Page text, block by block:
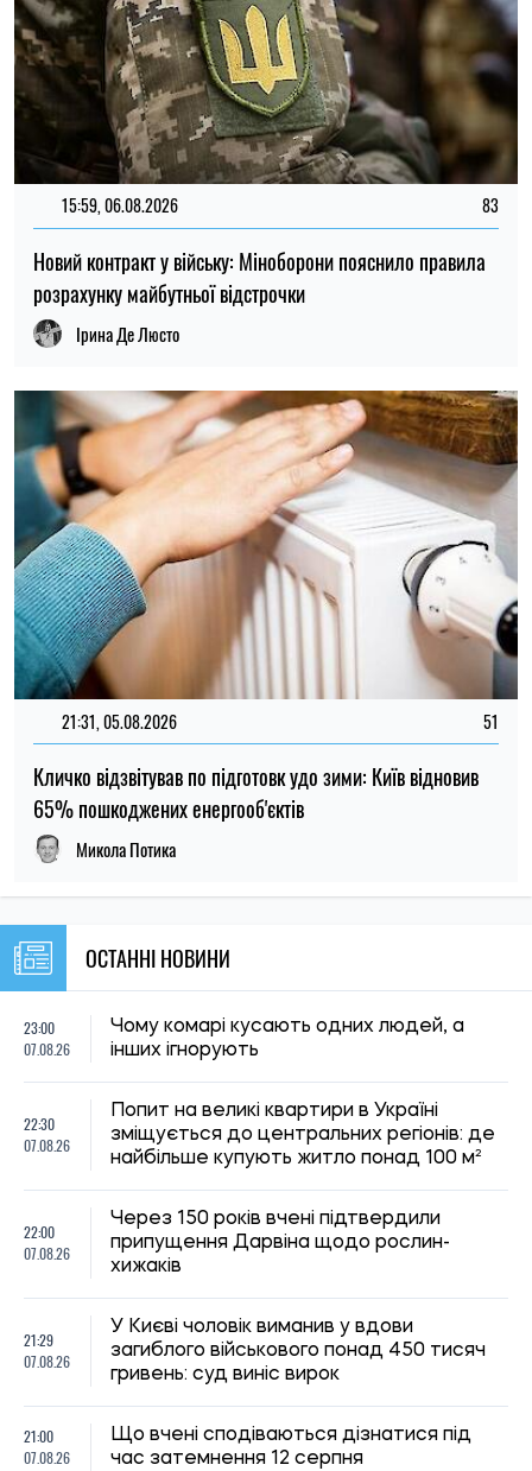
15:59, 06.08.2026 83
Новий контракт у війську: Міноборони пояснило правила
розрахунку майбутньої відстрочки
Ірина Де Люсто
21:31, 05.08.2026 51
Кличко відзвітував по підготовк удо зими: Київ відновив
65% пошкоджених енергооб'єктів
Микола Потика
ОСТАННІ НОВИНИ
23:00
07.08.26
Чому комарі кусають одних людей, а
інших ігнорують
22:30
07.08.26
Попит на великі квартири в Україні
зміщується до центральних регіонів: де
найбільше купують житло понад 100 м²
22:00
07.08.26
Через 150 років вчені підтвердили
припущення Дарвіна щодо рослин-
хижаків
21:29
07.08.26
У Києві чоловік виманив у вдови
загиблого військового понад 450 тисяч
гривень: суд виніс вирок
21:00
07.08.26
Що вчені сподіваються дізнатися під
час затемнення 12 серпня